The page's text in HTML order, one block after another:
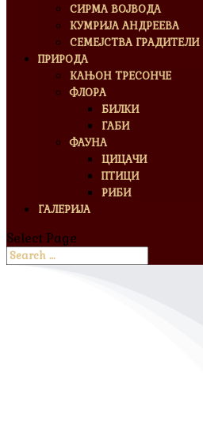
СИРМА ВОЈВОДА
КУМРИЈА АНДРЕЕВА
СЕМЕЈСТВА ГРАДИТЕЛИ
ПРИРОДА
КАЊОН ТРЕСОНЧЕ
ФЛОРА
БИЛКИ
ГАБИ
ФАУНА
ЦИЦАЧИ
ПТИЦИ
РИБИ
ГАЛЕРИЈА
Select Page